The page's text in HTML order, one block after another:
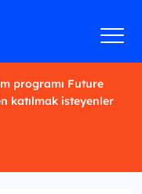
programı Future
katılmak isteyenler